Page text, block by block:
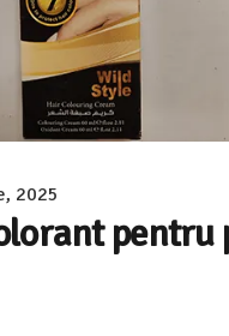
2025
pentru